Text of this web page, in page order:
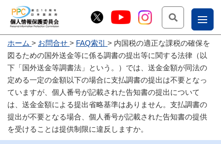
お
問
合
せ
こー
じょ
ー部
ホーム お問合せ FAQ索引
内国税の適正な課税の確保を
図るための国外送金等に係る調書の提出等に関する法律（以
下「国外送金等調書法」という。）では、送金金額が同法の
定める一定の金額以下の場合に支払調書の提出は不要となっ
ていますが、個人番号が記載された告知書の提出について
は、送金金額による提出省略基準はありません。支払調書の
提出が不要となる場合、個人番号が記載された告知書の提供
を受けることは提供制限に違反しますか。